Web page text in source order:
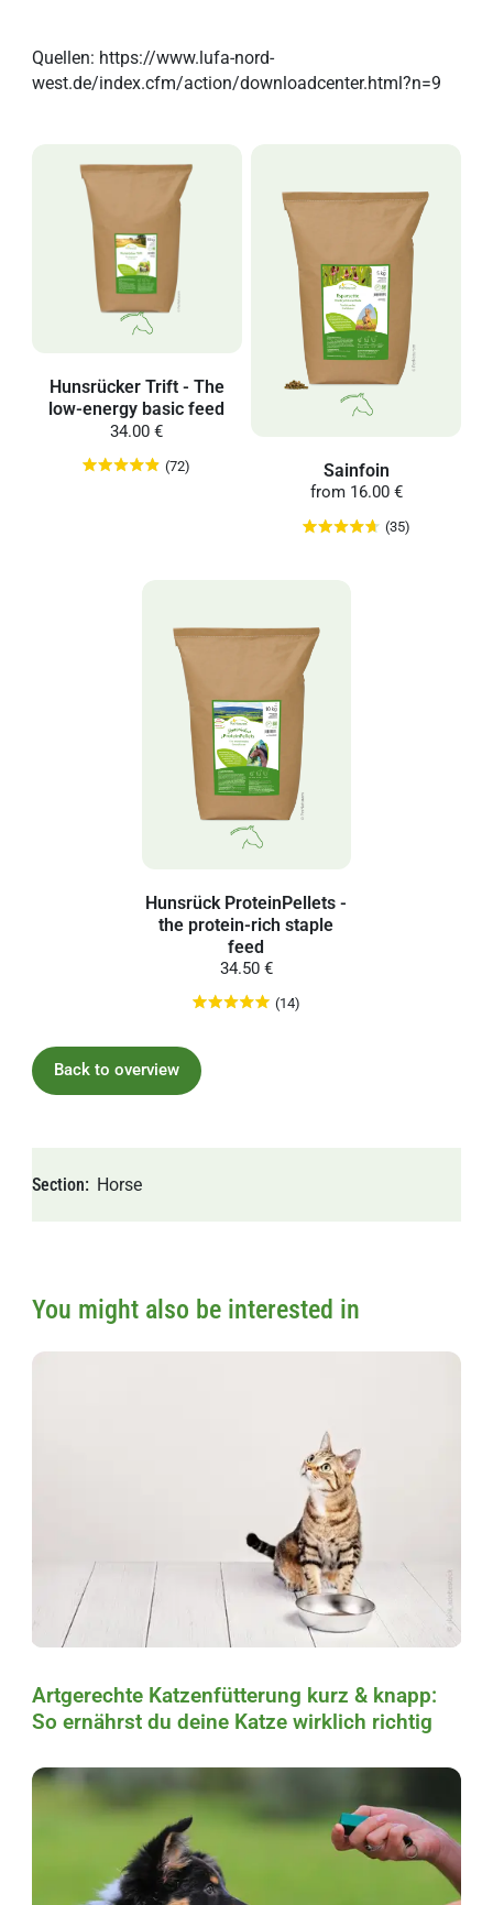
Quellen: https://www.lufa-nord-
west.de/index.cfm/action/downloadcenter.html?n=9
Hunsrücker Trift - The
low-energy basic feed
34.00 €
(72) Sainfoin
from16.00 €
(35)
Hunsrück ProteinPellets -
the protein-rich staple
feed
34.50 €
(14)
Section Horse
You might also be interested in
Artgerechte Katzenfütterung kurz & knapp:
So ernährst du deine Katze wirklich richtig
Back to overview